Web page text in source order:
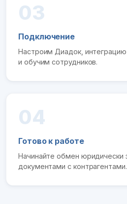
03
Подключение
Настроим Диадок,
и обучим сотрудников.
04
Готово к работе
Начинайте обмен юридически
документами с контрагентами.